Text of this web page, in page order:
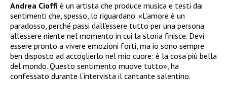
Andrea Cioffi è un artista che produce musica e testi dai
sentimenti che, spesso, lo riguardano. «L’amore è un
paradosso, perché passi dall’essere tutto per una persona
all’essere niente nel momento in cui la storia finisce. Devi
essere pronto a vivere emozioni forti, ma io sono sempre
ben disposto ad accoglierlo nel mio cuore: è la cosa più bella
del mondo. Questo sentimento muove tutto», ha
confessato durante l’intervista il cantante salentino.